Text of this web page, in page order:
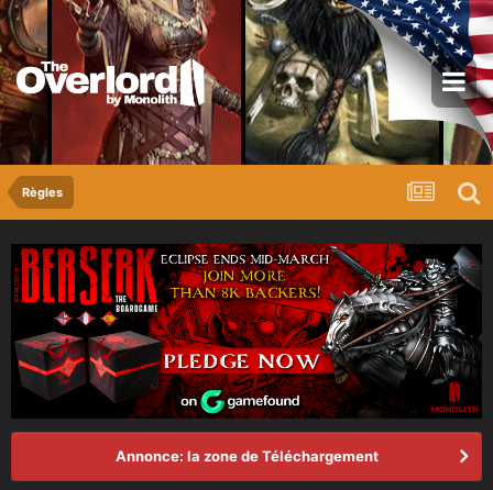
Règles
Annonce: la zone de Téléchargement